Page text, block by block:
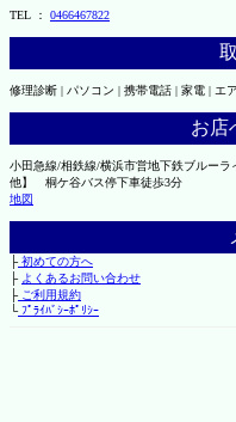
TEL ： 0466467822
修理診断 | パソコン | 携帯電話 | 家電 | エ
お店
小田急線/相鉄線/横浜市営地下鉄ブルー
他】 桐ケ谷バス停下車徒歩3分
地図
├初めての方へ
├ よくあるお問い合わせ
├ご利用規約
└ﾌﾟﾗｲﾊﾞｼｰﾎﾟﾘｼｰ